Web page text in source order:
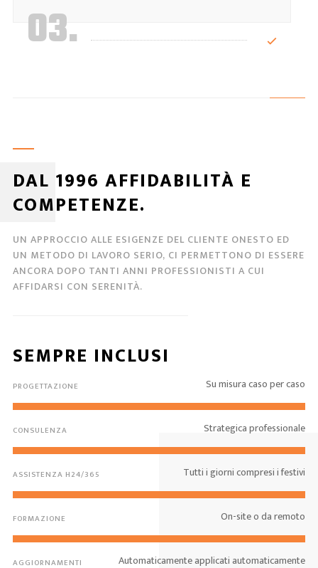
03.
DAL 1996 AFFIDABILITÀ E
COMPETENZE.
UN APPROCCIO ALLE ESIGENZE DEL CLIENTE ONESTO ED
UN METODO DI LAVORO SERIO, CI PERMETTONO DI ESSERE
ANCORA DOPO TANTI ANNI PROFESSIONISTI A CUI
AFFIDARSI CON SERENITÀ.
SEMPRE INCLUSI
PROGETTAZIONE Su misura caso per caso
CONSULENZA Strategica professionale
ASSISTENZA H24/365 Tutti i giorni compresi i festivi
FORMAZIONE On-site o da remoto
AGGIORNAMENTI Automaticamente applicati automaticamente